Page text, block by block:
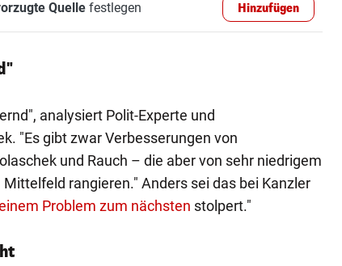
Quellefestlegen Hinzufügen
analysiert Polit-Experte und
"Es gibt zwar Verbesserungen von
und Rauch – die aber von sehr niedrigem
rangieren." Anders sei das bei Kanzler
Problem zum nächsten stolpert."